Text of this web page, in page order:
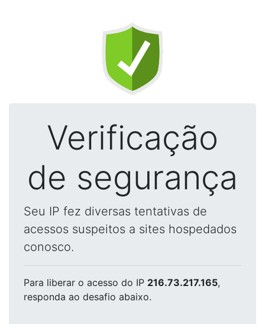
Verificação
de segurança
Seu IP fez diversas tentativas de
acessos suspeitos a sites hospedados
conosco.
Para liberar o acesso do IP 216.73.217.165,
responda ao desafio abaixo.